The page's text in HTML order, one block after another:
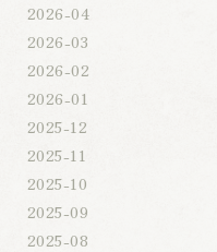
2026-04
2026-03
2026-02
2026-01
2025-12
2025-11
2025-10
2025-09
2025-08